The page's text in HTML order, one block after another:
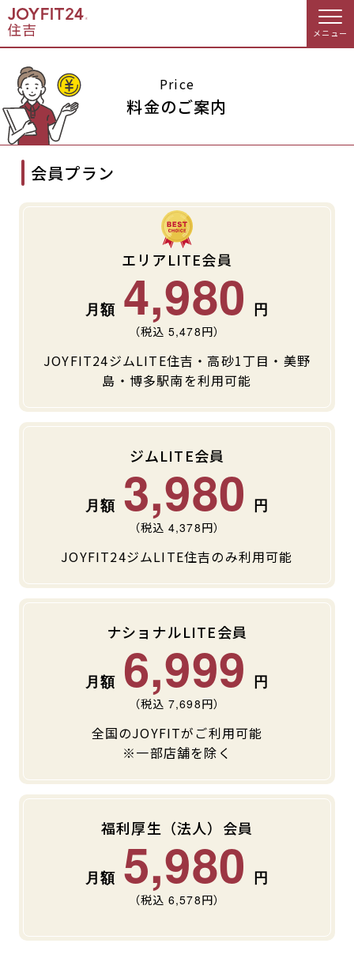
メニュー
店舗トップ
会員の方へトップ
会員様へのお知らせ 予約する
オプション料金
店舗情報・サービス
店舗へのお問い合わせ
入会のお手続きをする
料金・サービス等詳しく見る
入会を悩まれている方へトップ
料金のご案内
アクセス 店舗情報・サービス
入会方法
店舗へのお問い合わせ
JOYFIT
JOYFIT+
Price
料金のご案内
会員プラン
エリアLITE会員
4,980
（税込 5,478円）
JOYFIT24ジムLITE住吉・高砂1丁目・美野
島・博多駅南を利用可能
ジムLITE会員
3,980
（税込 4,378円）
JOYFIT24ジムLITE住吉のみ利用可能
ナショナルLITE会員
6,999
（税込 7,698円）
全国のJOYFITがご利用可能
※一部店舗を除く
福利厚生（法人）会員
5,980
（税込 6,578円）